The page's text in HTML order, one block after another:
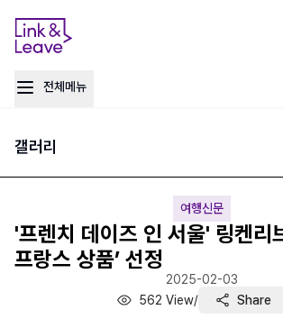
전체메뉴
갤러리
여행신문
'프렌치 데이즈 인 서울' 링켄리
프랑스 상품’ 선정
2025-02-03
562 View/ Share